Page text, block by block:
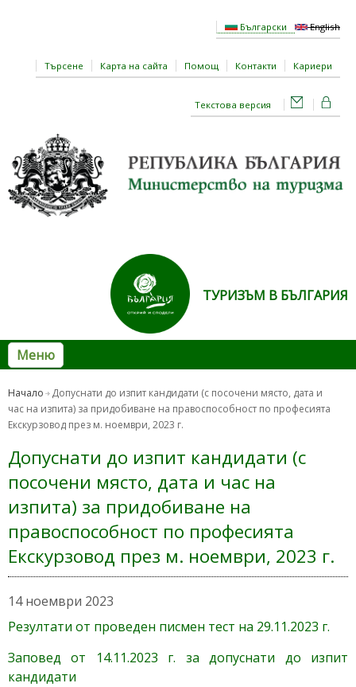
Български English
Търсене Карта на сайта Помощ Контакти Кариери
Текстова версия
ТУРИЗЪМ В БЪЛГАРИЯ
Меню
Начало
Допуснати до изпит кандидати (с посочени място, дата и
час на изпита) за придобиване на правоспособност по професията
Екскурзовод през м. ноември, 2023 г.
Допуснати до изпит кандидати (с
посочени място, дата и час на
изпита) за придобиване на
правоспособност по професията
Екскурзовод през м. ноември, 2023 г.
14 ноември 2023
Резултати от проведен писмен тест на 29.11.2023 г.
Заповед от 14.11.2023 г. за допуснати до изпит
кандидати